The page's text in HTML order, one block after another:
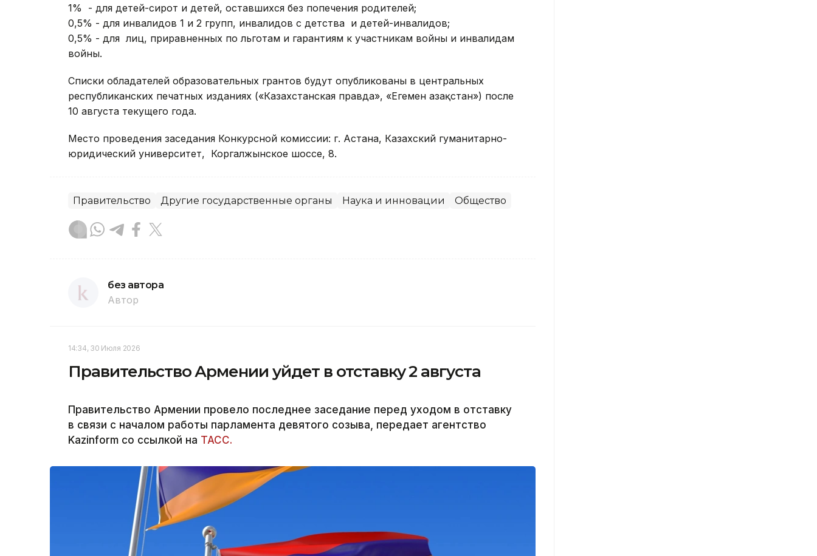
1% - для детей-сирот и детей, оставшихся без попечения родителей;
0,5% - для инвалидов 1 и 2 групп, инвалидов с детства и детей-инвалидов;
0,5% - для лиц, приравненных по льготам и гарантиям к участникам войны и инвалидам
войны.
Списки обладателей образовательных грантов будут опубликованы в центральных
республиканских печатных изданиях («Казахстанская правда», «Егемен Қазақстан») после
10 августа текущего года.
Место проведения заседания Конкурсной комиссии: г. Астана, Казахский гуманитарно-
юридический университет, Коргалжынское шоссе, 8.
Правительство Другие государственные органы Наука и инновации Общество
без автора
Автор
14:34, 30 Июля 2026
Правительство Армении уйдет в отставку 2 августа
Правительство Армении провело последнее заседание перед уходом в отставку
в связи с началом работы парламента девятого созыва, передает агентство
Kazinform со ссылкой на ТАСС.